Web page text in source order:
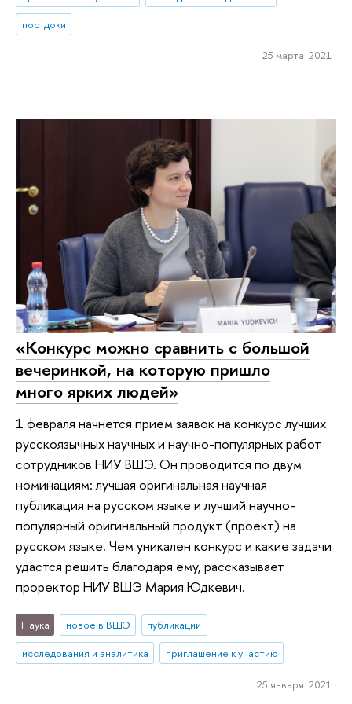
постдоки
25 марта 2021
«Конкурс можно сравнить с большой
вечеринкой, на которую пришло
много ярких людей»
1 февраля начнется прием заявок на конкурс лучших
русскоязычных научных и научно-популярных работ
сотрудников НИУ ВШЭ. Он проводится по двум
номинациям: лучшая оригинальная научная
публикация на русском языке и лучший научно-
популярный оригинальный продукт (проект) на
русском языке. Чем уникален конкурс и какие задачи
удастся решить благодаря ему, рассказывает
проректор НИУ ВШЭ Мария Юдкевич.
Наука новое в ВШЭ
публикации
исследования и аналитика
приглашение к участию
25 января 2021